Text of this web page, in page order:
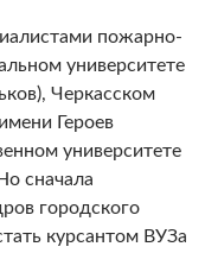
пожарно-
университете
Черкасском
Героев
университете
сначала
городского
курсантом ВУЗа